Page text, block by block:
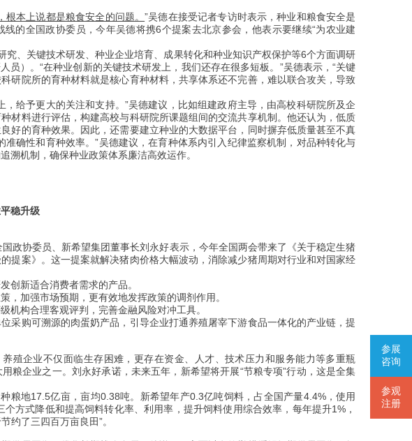
参展
咨询
参观
注册
根本上说都是粮食安全的问题。”吴德在接受记者专访时表示，种业和粮食安全是
的全国政协委员，今年吴德将携6个提案去北京参会，他表示要继续“为农业建
、关键技术研发、种业企业培育、成果转化和种业知识产权保护等6个方面调研
员）。“在种业创新的关键技术研发上，我们还存在很多短板。”吴德表示，“关键
研院所的育种材料就是核心育种材料，共享体系还不完善，难以联合攻关，导致
给予更大的关注和支持。”吴德建议，比如组建政府主导，由高校科研院所及企
材料进行评估，构建高校与科研院所课题组间的交流共享机制。他还认为，低质
好的育种效果。因此，还需要建立种业的大数据平台，同时摒弃低质量甚至不真
准确性和育种效率。”吴德建议，在育种体系内引入纪律监察机制，对品种转化与
溯机制，确保种业政策体系廉洁高效运作。
稳升级
政协委员、新希望集团董事长刘永好表示，今年全国两会带来了《关于稳定生猪
提案》。这一提案就解决猪肉价格大幅波动，消除减少猪周期对行业和对国家经
创新适合消费者需求的产品。
，加强市场预期，更有效地发挥政策的调剂作用。
机构合理客观评判，完善金融风险对冲工具。
采购可溯源的肉蛋奶产品，引导企业打通养殖屠宰下游食品一体化的产业链，提
殖企业不仅面临生存困难，更存在资金、人才、技术压力和服务能力等多重瓶
粮企业之一。刘永好承诺，未来五年，新希望将开展“节粮专项”行动，这是全集
粮地17.5亿亩，亩均0.38吨。新希望年产0.3亿吨饲料，占全国产量4.4%，使用
方式降低和提高饲料转化率、利用率，提升饲料使用综合效率，每年提升1%，
约了三四百万亩良田”。